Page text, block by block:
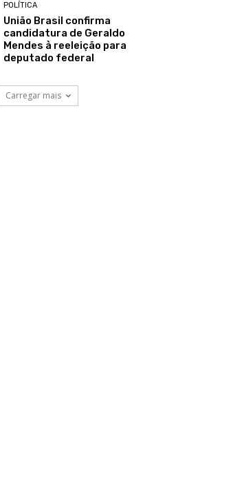
POLÍTICA
União Brasil confirma
candidatura de Geraldo
Mendes à reeleição para
deputado federal
Carregar mais